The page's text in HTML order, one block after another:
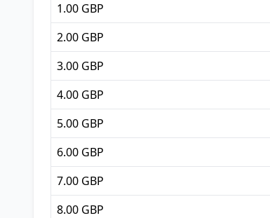
1.00 GBP
2.00 GBP
3.00 GBP
4.00 GBP
5.00 GBP
6.00 GBP
7.00 GBP
8.00 GBP